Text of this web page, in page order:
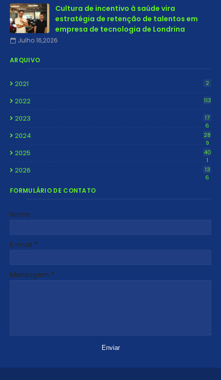
Cultura de incentivo à saúde vira
estratégia de retenção de talentos em
empresa de tecnologia de Londrina
Julho 16,2026
ARQUIVO
2021 2
2022 113
2023
17
6
2024
28
9
2025
40
1
2026
13
6
FORMULÁRIO DE CONTATO
Nome
E-mail *
Mensagem *